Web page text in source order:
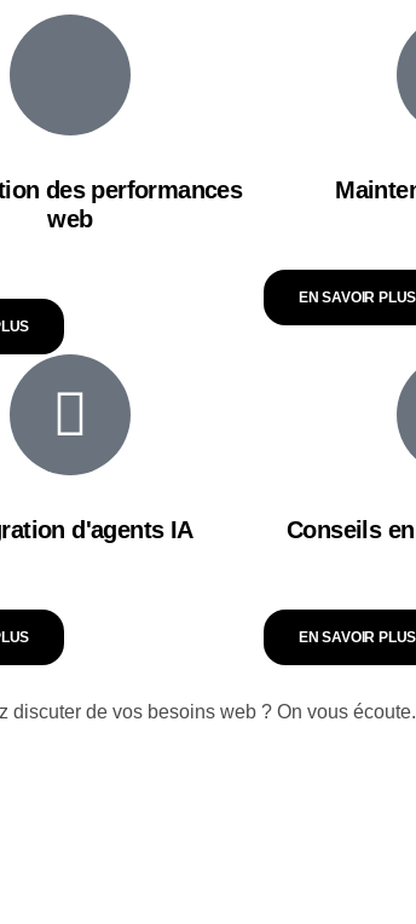
des performances
web
EN SAVOIR PLUS
d'agents IA Conseils
EN SAVOIR PLUS
discuter de vos besoins web ? On vous écoute.